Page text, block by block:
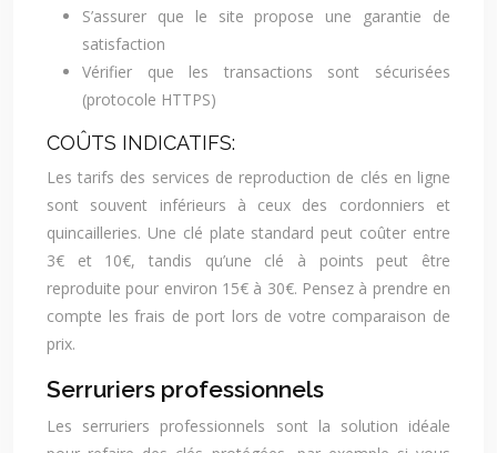
S’assurer que le site propose une garantie de
satisfaction
Vérifier que les transactions sont sécurisées
(protocole HTTPS)
COÛTS INDICATIFS:
Les tarifs des services de reproduction de clés en ligne
sont souvent inférieurs à ceux des cordonniers et
quincailleries. Une clé plate standard peut coûter entre
3€ et 10€, tandis qu’une clé à points peut être
reproduite pour environ 15€ à 30€. Pensez à prendre en
compte les frais de port lors de votre comparaison de
prix.
Serruriers professionnels
Les serruriers professionnels sont la solution idéale